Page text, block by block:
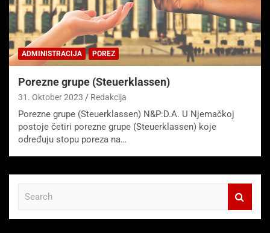
ADMINISTRACIJA POREZ
Porezne grupe (Steuerklassen)
31. Oktober 2023 Redakcija
Porezne grupe (Steuerklassen) N&P:D.A. U Njemačkoj
postoje četiri porezne grupe (Steuerklassen) koje
određuju stopu poreza na…